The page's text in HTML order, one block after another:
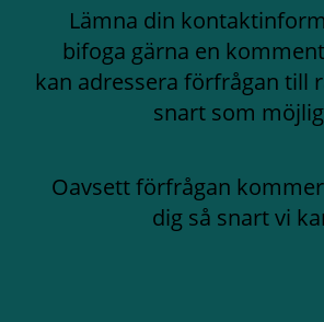
Lämna din
bifoga gärna en
kan adressera förfrågan till
snart som
Oavsett förfrågan
dig så snart vi